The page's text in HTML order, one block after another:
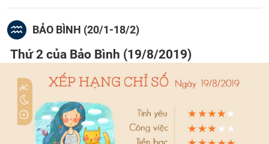
BẢO BÌNH (20/1-18/2)
Thứ 2 của Bảo Bình (19/8/2019)